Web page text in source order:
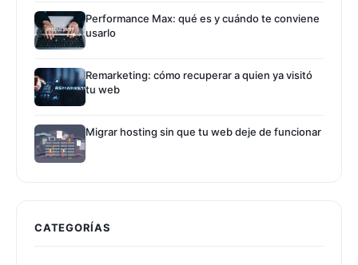
Performance Max: qué es y cuándo te conviene
usarlo
Remarketing: cómo recuperar a quien ya visitó
tu web
Migrar hosting sin que tu web deje de funcionar
CATEGORÍAS